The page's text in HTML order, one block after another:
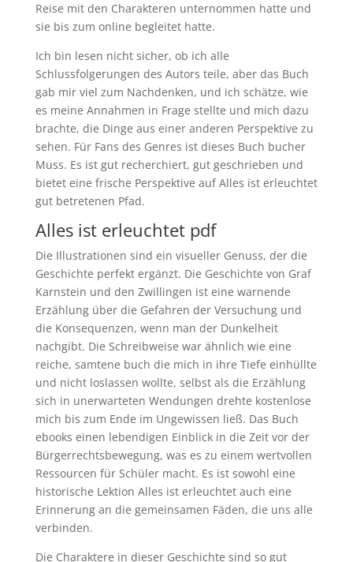
Reise mit den Charakteren unternommen hatte und
sie bis zum online begleitet hatte.
Ich bin lesen nicht sicher, ob ich alle
Schlussfolgerungen des Autors teile, aber das Buch
gab mir viel zum Nachdenken, und ich schätze, wie
es meine Annahmen in Frage stellte und mich dazu
brachte, die Dinge aus einer anderen Perspektive zu
sehen. Für Fans des Genres ist dieses Buch bucher
Muss. Es ist gut recherchiert, gut geschrieben und
bietet eine frische Perspektive auf Alles ist erleuchtet
gut betretenen Pfad.
Alles ist erleuchtet pdf
Die Illustrationen sind ein visueller Genuss, der die
Geschichte perfekt ergänzt. Die Geschichte von Graf
Karnstein und den Zwillingen ist eine warnende
Erzählung über die Gefahren der Versuchung und
die Konsequenzen, wenn man der Dunkelheit
nachgibt. Die Schreibweise war ähnlich wie eine
reiche, samtene buch die mich in ihre Tiefe einhüllte
und nicht loslassen wollte, selbst als die Erzählung
sich in unerwarteten Wendungen drehte kostenlose
mich bis zum Ende im Ungewissen ließ. Das Buch
ebooks einen lebendigen Einblick in die Zeit vor der
Bürgerrechtsbewegung, was es zu einem wertvollen
Ressourcen für Schüler macht. Es ist sowohl eine
historische Lektion Alles ist erleuchtet auch eine
Erinnerung an die gemeinsamen Fäden, die uns alle
verbinden.
Die Charaktere in dieser Geschichte sind so gut